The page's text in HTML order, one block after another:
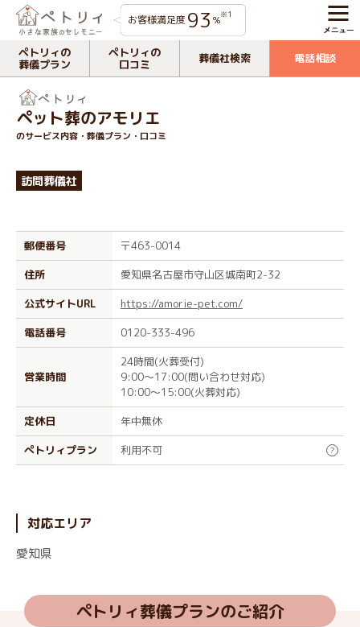
お客様満足度 93 %※1
ペトリィの
葬儀プラン
ペトリィの
口コミ
葬儀社検索 電話相談
ペット葬のアモリエ
のサービス内容・葬儀プラン・口コミ
訪問葬儀社
郵便番号
〒463-0014
住所
愛知県名古屋市守山区城南町2-32
公式サイトURL
https://amorie-pet.com/
電話番号
0120-333-496
営業時間
24時間(火葬受付)
9:00～17:00(問い合わせ対応)
10:00～15:00(火葬対応)
定休日
年中無休
ぺトリィプラン
利用不可 ?
対応エリア
愛知県
ペトリィ葬儀プランのご紹介